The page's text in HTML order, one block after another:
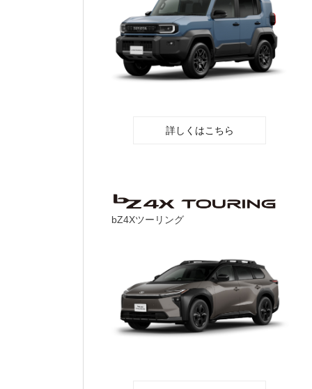
詳しくはこちら
bZ4Xツーリング